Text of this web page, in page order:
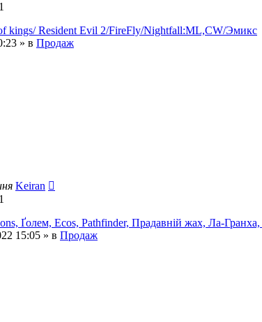
kings/ Resident Evil 2/FireFly/Nightfall:ML,CW/Эмикс
» в Продаж
Keiran
Ґолем, Ecos, Pathfinder, Прадавній жах, Ла-
15:05 » в Продаж